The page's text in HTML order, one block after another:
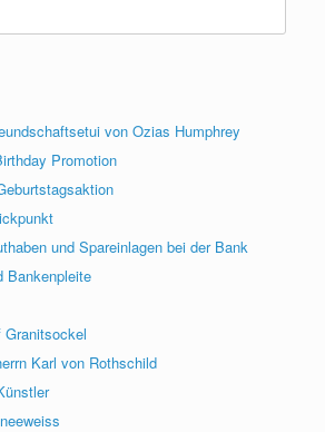
von Ozias Humphrey
Promotion
und Spareinlagen bei der Bank
Bankenpleite
Karl von Rothschild